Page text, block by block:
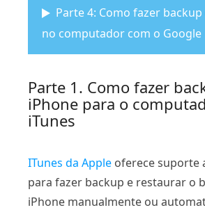
Parte 4: Como fazer
no computador com o Google
Parte 1 . Como fazer
iPhone para o
iTunes
ITunes da Apple oferece suporte
para fazer backup e restaurar o
iPhone manualmente ou